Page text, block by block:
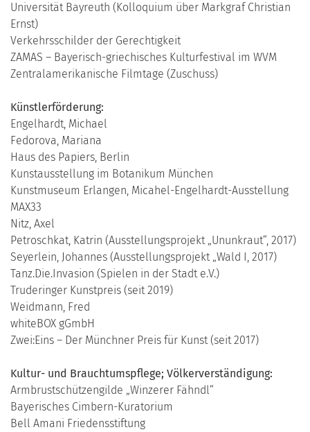
Universität Bayreuth (Kolloquium über Markgraf Christian
Ernst)
Verkehrsschilder der Gerechtigkeit
ZAMAS – Bayerisch-griechisches Kulturfestival im WVM
Zentralamerikanische Filmtage (Zuschuss)
Künstlerförderung:
Engelhardt, Michael
Fedorova, Mariana
Haus des Papiers, Berlin
Kunstausstellung im Botanikum München
Kunstmuseum Erlangen, Micahel-Engelhardt-Ausstellung
MAX33
Nitz, Axel
Petroschkat, Katrin (Ausstellungsprojekt „Ununkraut“, 2017)
Seyerlein, Johannes (Ausstellungsprojekt „Wald I, 2017)
Tanz.Die.Invasion (Spielen in der Stadt e.V.)
Truderinger Kunstpreis (seit 2019)
Weidmann, Fred
whiteBOX gGmbH
Zwei:Eins – Der Münchner Preis für Kunst (seit 2017)
Kultur- und Brauchtumspflege; Völkerverständigung:
Armbrustschützengilde „Winzerer Fähndl“
Bayerisches Cimbern-Kuratorium
Bell Amani Friedensstiftung